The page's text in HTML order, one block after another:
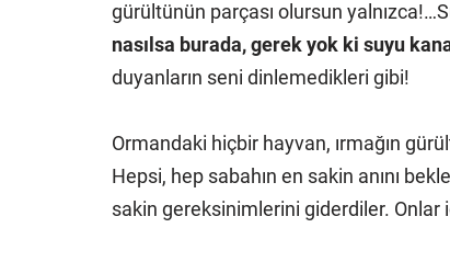
gürültünün parçası olursun yalnızca!…
nasılsa burada, gerek yok ki suyu
duyanların seni dinlemedikleri gibi!
Ormandaki hiçbir hayvan, ırmağın
Hepsi, hep sabahın en sakin anını
sakin gereksinimlerini giderdiler. Onlar